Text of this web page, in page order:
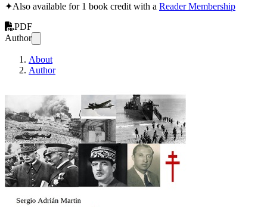
✦Also available for 1 book credit with a Reader Membership
PDF
Author
About
Author